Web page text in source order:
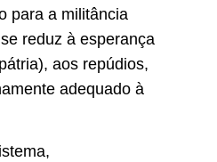
para a militância
reduz à esperança
aos repúdios,
adequado à